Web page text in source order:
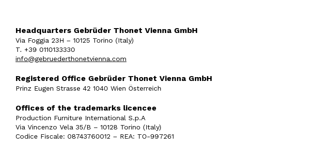
Headquarters Gebrüder Thonet Vienna GmbH
Via Foggia 23H – 10125 Torino (Italy)
T. +39 0110133330
info@gebruederthonetvienna.com
Registered Office Gebrüder Thonet Vienna GmbH
Prinz Eugen Strasse 42 1040 Wien Österreich
Offices of the trademarks licencee
Production Furniture International S.p.A
Via Vincenzo Vela 35/B – 10128 Torino (Italy)
Codice Fiscale: 08743760012 – REA: TO-997261